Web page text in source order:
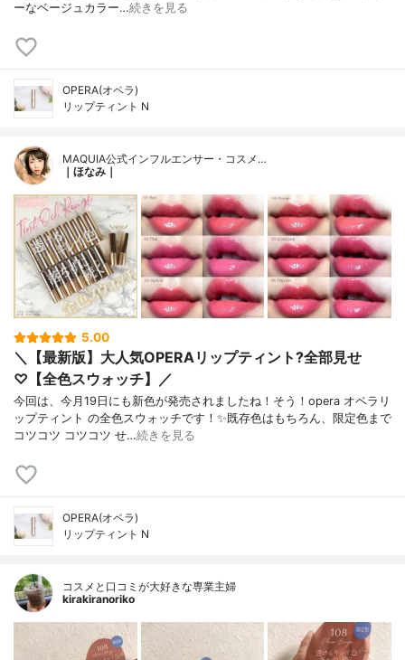
ーなベージュカラー…続きを見る
OPERA(オペラ)
リップティント N
MAQUIA公式インフルエンサー・コスメ…
｜ほなみ｜
5.00
＼【最新版】大人気OPERAリップティント?全部見せ
♡【全色スウォッチ】／
今回は、今月19日にも新色が発売されましたね！そう！opera オペラリ
ップティント の全色スウォッチです！✨既存色はもちろん、限定色まで
コツコツ コツコツ せ…続きを見る
OPERA(オペラ)
リップティント N
コスメと口コミが大好きな専業主婦
kirakiranoriko